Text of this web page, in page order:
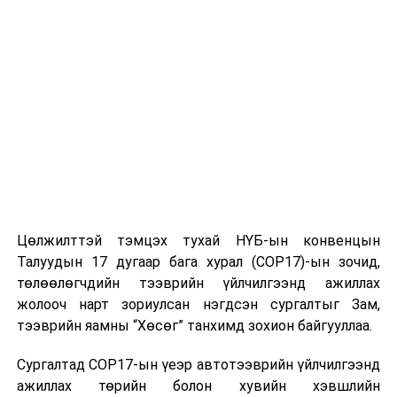
эрдэмтэн судлаачдын шинэхэн судалгааны үр дүн,
шийдлүүд багтсан нийт 27 аман илтгэлийг хэлэлцлээ.
Үүнд цөлжилтийн үйл явцын шинжлэх ухааны
үндэслэл, усны нөөцийн инженерийн шийдэл, хиймэл
дагуул ба хиймэл оюун ухаанд суурилсан
мониторингийн аргачлал, бэлчээрийн тогтвортой
менежмент, уур амьсгалын өөрчлөлтийн эрсдэлийг
Цөлжилттэй тэмцэх тухай НҮБ-ын конвенцын
Талуудын 17 дугаар бага хурал (COP17)-ын зочид,
төлөөлөгчдийн тээврийн үйлчилгээнд ажиллах
жолооч нарт зориулсан нэгдсэн сургалтыг Зам,
тээврийн яамны “Хөсөг” танхимд зохион байгууллаа.
Сургалтад COP17-ын үеэр автотээврийн үйлчилгээнд
ажиллах төрийн болон хувийн хэвшлийн